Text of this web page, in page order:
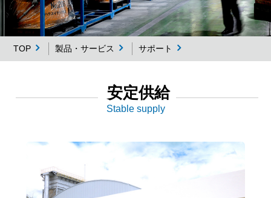
TOP 製品・サービス サポート
安定供給
Stable supply